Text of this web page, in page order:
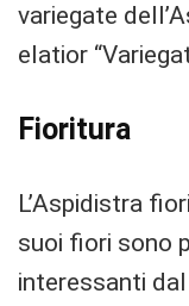
variegate
elatior
Fioritura
L’Aspidistra
suoi fiori sono
interessanti